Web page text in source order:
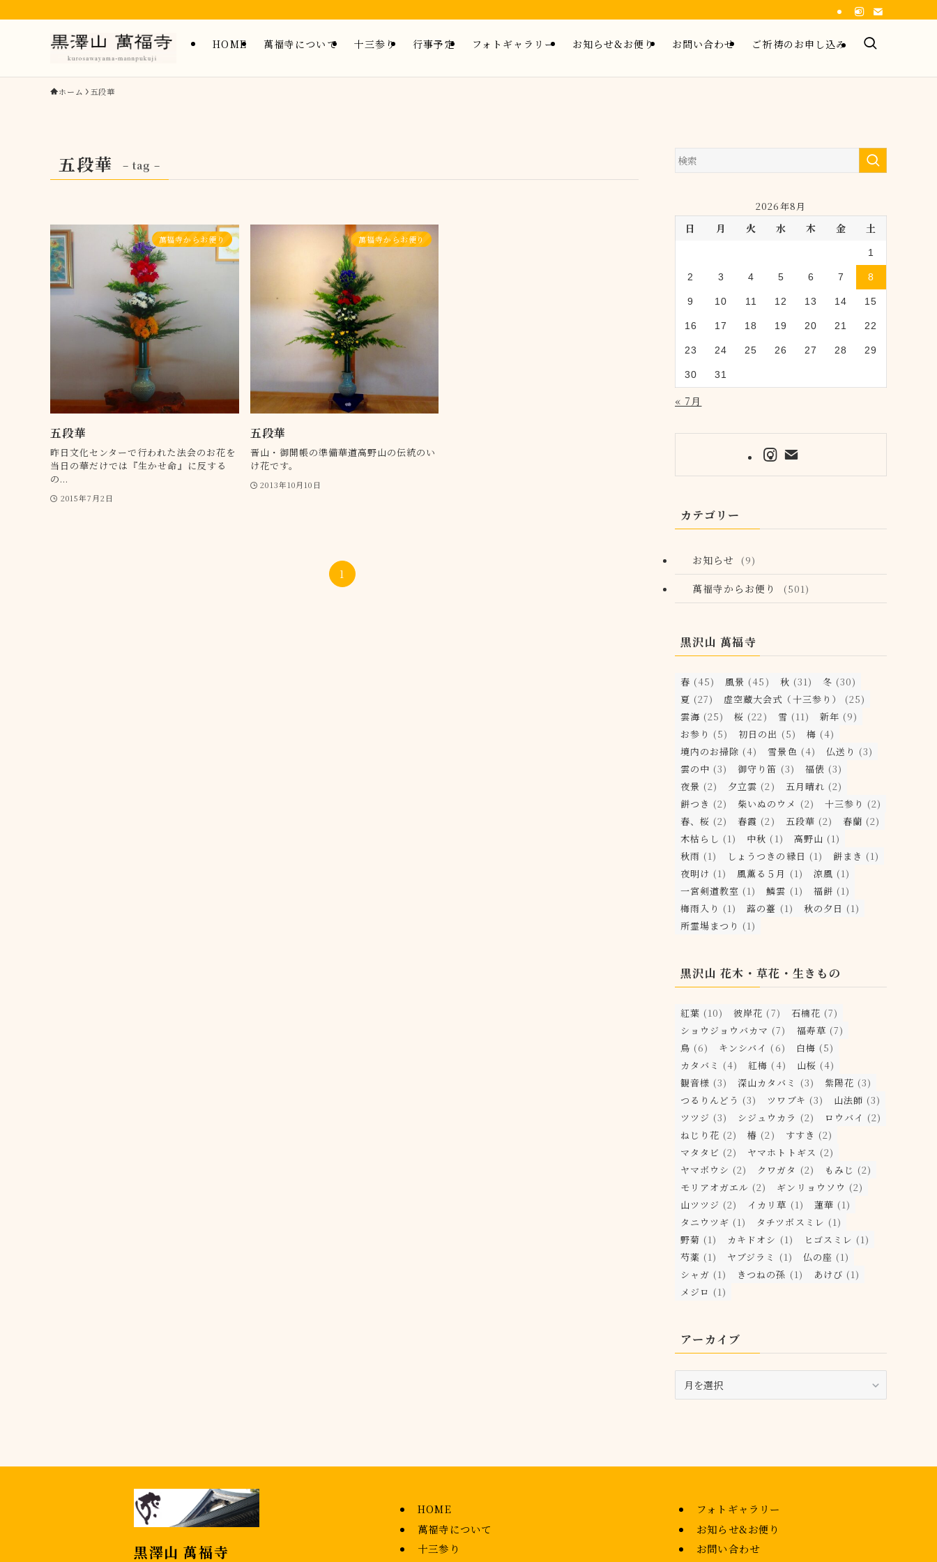
HOME 萬福寺について 十三参り 行事予定 フォトギャラリー お知らせ&お便り お問い合わせ ご祈祷のお申し込み
ホーム 五段華
五段華 – tag –
萬福寺からお便り
五段華
昨日文化センターで行われた法会のお花を
当日の華だけでは『生かせ命』に反する
の...
2015年7月2日
萬福寺からお便り
五段華
晋山・御開帳の準備華道高野山の伝統のい
け花です。
2013年10月10日
1
2026年8月
日 月 火 水 木 金 土
1
2 3 4 5 6 7 8
9 10 11 12 13 14 15
16 17 18 19 20 21 22
23 24 25 26 27 28 29
30 31
« 7月
カテゴリー
お知らせ (9)
萬福寺からお便り (501)
黒沢山 萬福寺
春 (45) 風景 (45) 秋 (31) 冬 (30)
夏 (27) 虚空蔵大会式（十三参り）
(25)
雲海 (25) 桜 (22) 雪 (11) 新年 (9)
お参り (5) 初日の出 (5) 梅 (4)
境内のお掃除 (4) 雪景色 (4) 仏送り (3)
雲の中 (3) 御守り笛 (3) 福俵 (3)
夜景 (2) 夕立雲 (2) 五月晴れ (2)
餅つき (2) 柴いぬのウメ (2) 十三参り (2)
春、桜 (2) 春霞 (2) 五段華 (2) 春蘭 (2)
木枯らし (1) 中秋 (1) 高野山 (1)
秋雨 (1) しょうつきの縁日 (1) 餅まき (1)
夜明け (1) 風薫る５月 (1) 涼風 (1)
一宮剣道教室 (1) 鱗雲 (1) 福餅 (1)
梅雨入り (1) 蕗の薹 (1) 秋の夕日 (1)
所霊場まつり (1)
黒沢山 花木・草花・生きもの
紅葉 (10) 彼岸花 (7) 石楠花 (7)
ショウジョウバカマ (7) 福寿草 (7)
鳥 (6) キンシバイ (6) 白梅 (5)
カタバミ (4) 紅梅 (4) 山桜 (4)
観音様 (3) 深山カタバミ (3) 紫陽花 (3)
つるりんどう (3) ツワブキ (3) 山法師 (3)
ツツジ (3) シジュウカラ (2) ロウバイ (2)
ねじり花 (2) 椿 (2) すすき (2)
マタタビ (2) ヤマホトトギス (2)
ヤマボウシ (2) クワガタ (2) もみじ (2)
モリアオガエル (2) ギンリョウソウ (2)
山ツツジ (2) イカリ草 (1) 蓮華 (1)
タニウツギ (1) タチツボスミレ (1)
野菊 (1) カキドオシ (1) ヒゴスミレ (1)
芍薬 (1) ヤブジラミ (1) 仏の座 (1)
シャガ (1) きつねの孫 (1) あけび (1)
メジロ (1)
アーカイブ
ー
黒澤山 萬福寺
HOME
萬福寺について
十三参り
フォトギャラリー
お知らせ&お便り
お問い合わせ